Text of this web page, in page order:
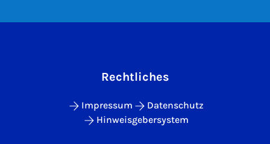
Rechtliches
Impressum
Datenschutz
Hinweisgebersystem